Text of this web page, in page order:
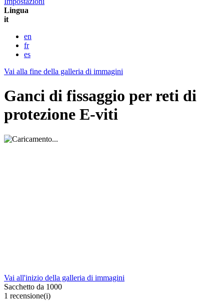
Lingua
it
en
fr
es
Vai alla fine della galleria di immagini
Ganci di fissaggio per reti di
protezione E-viti
Vai all'inizio della galleria di immagini
Sacchetto da 1000
1 recensione(i)